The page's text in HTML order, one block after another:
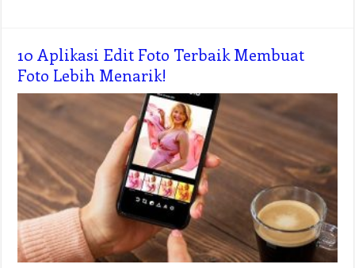
10 Aplikasi Edit Foto Terbaik Membuat
Foto Lebih Menarik!